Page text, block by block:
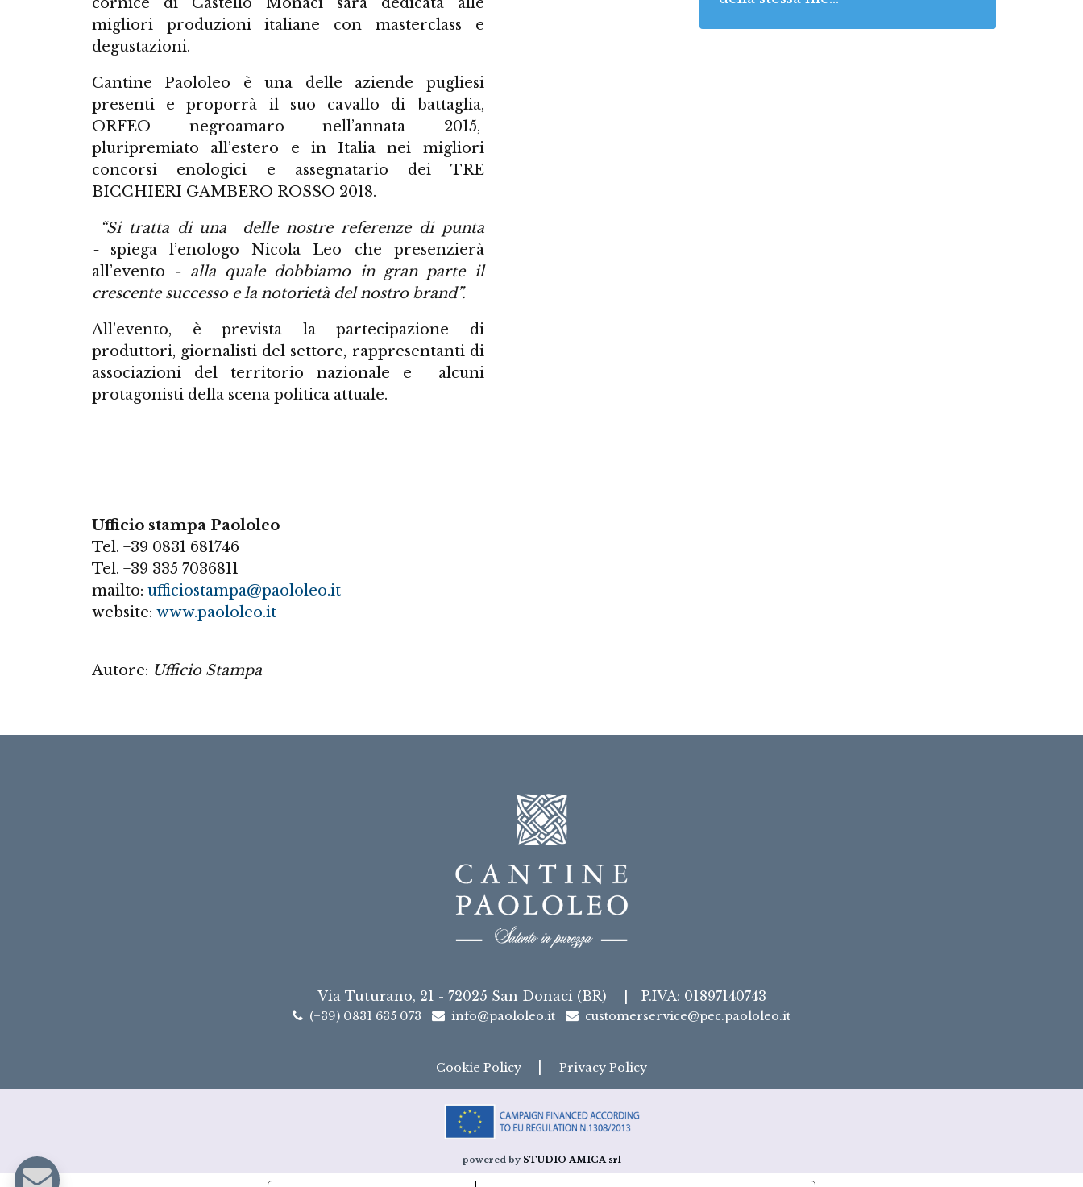
cornice di Castello Monaci sarà dedicata alle
migliori produzioni italiane con masterclass e
degustazioni.
Cantine Paololeo è una delle aziende pugliesi
presenti e proporrà il suo cavallo di battaglia,
ORFEO negroamaro nell’annata 2015,
pluripremiato all’estero e in Italia nei migliori
concorsi enologici e assegnatario dei TRE
BICCHIERI GAMBERO ROSSO 2018.
“Si tratta di una delle nostre referenze di punta
-
spiega l’enologo Nicola Leo che presenzierà
all’evento
- alla quale dobbiamo in gran parte il
crescente successo e la notorietà del nostro brand”.
All’evento, è prevista la partecipazione di
produttori, giornalisti del settore, rappresentanti di
associazioni del territorio nazionale e alcuni
protagonisti della scena politica attuale.
Ufficio stampa Paololeo
Tel. +39 0831 681746
Tel. +39 335 7036811
mailto: ufficiostampa@paololeo.it
website: www.paololeo.it
Autore: Ufficio Stampa
Via Tuturano, 21 - 72025 San Donaci (BR) P.IVA: 01897140743
(+39) 0831 635 073 info@paololeo.it customerservice@pec.paololeo.it
Cookie Policy Privacy Policy
powered by STUDIO AMICA srl